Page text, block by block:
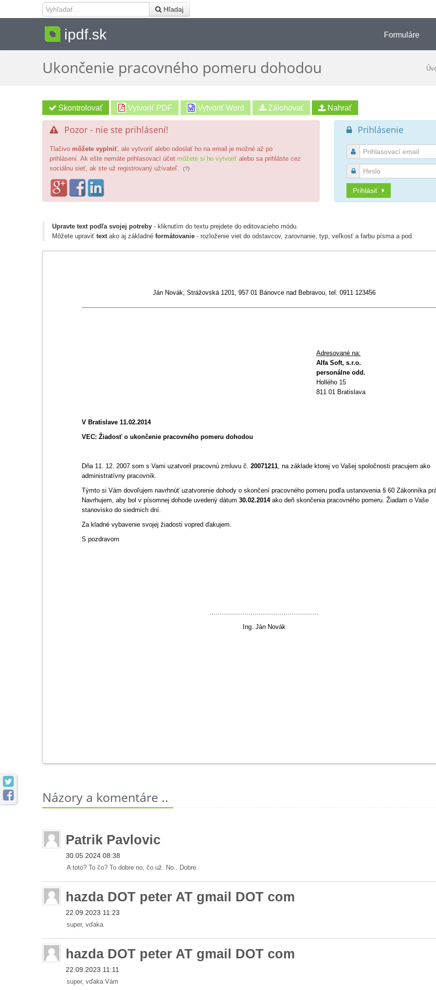
 Hľadaj
ipdf.sk Formuláre
Ukončenie pracovného pomeru dohodou
Vytvoriť PDF Vytvoriť Word
 Pozor - nie ste prihlásení!
Tlačivo môžete vyplniť, ale vytvoriť alebo odoslať ho na email je možné až po
prihlásení. Ak ešte nemáte prihlasovací účet môžete si ho vytvoriť alebo sa prihláste cez
sociálnu sieť, ak ste už registrovaný užívateľ.
(?)
 Prihlásenie


Prihlásiť


Upravte text podľa svojej potreby - kliknutím do textu prejdete do editovacieho módu.
Môžete upraviť textako aj základné formátovanie - rozloženie viet do odstavcov, zarovnanie, typ, veľkosť a farbu písma a pod.
Ján Novák, Strážovská 1201, 957 01 Bánovce nad Bebravou, tel. 0911 123456
Adresované na:
Alfa Soft, s.r.o.
personálne odd.
Hollého 15
811 01 Bratislava
V Bratislave 11.02.2014
VEC: Žiadosť o ukončenie pracovného pomeru dohodou
Dňa 11. 12. 2007 som s Vami uzatvoril pracovnú zmluvu č. 20071211, na základe ktorej vo Vašej spoločnosti pracujem ako
administratívny pracovník.
Týmto si Vám dovoľujem navrhnúť uzatvorenie dohody o skončení pracovného pomeru podľa ustanovenia § 60 Zákonníka
Navrhujem, aby bol v písomnej dohode uvedený dátum 30.02.2014ako deň skončenia pracovného pomeru. Žiadam o Vaše
stanovisko do siedmich dní.
Za kladné vybavenie svojej žiadosti vopred ďakujem.
S pozdravom
........................................................
Ing. Ján Novák
Názory a komentáre ..
Patrik Pavlovic
30.05.2024 08:38
A toto? To čo? To dobre no, čo už. No.. Dobre.
hazda DOT peter AT gmail DOT com
22.09.2023 11:23
super, vďaka
hazda DOT peter AT gmail DOT com
22.09.2023 11:11
super, vďaka Vám